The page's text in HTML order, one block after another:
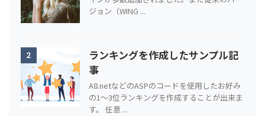
ジョン（WING ...
2
ランキングを作成したサンプル記
事
A8.netなどのASPのコードを使用したお好み
の1～3位ランキングを作成することが出来ま
す。 任意 ...